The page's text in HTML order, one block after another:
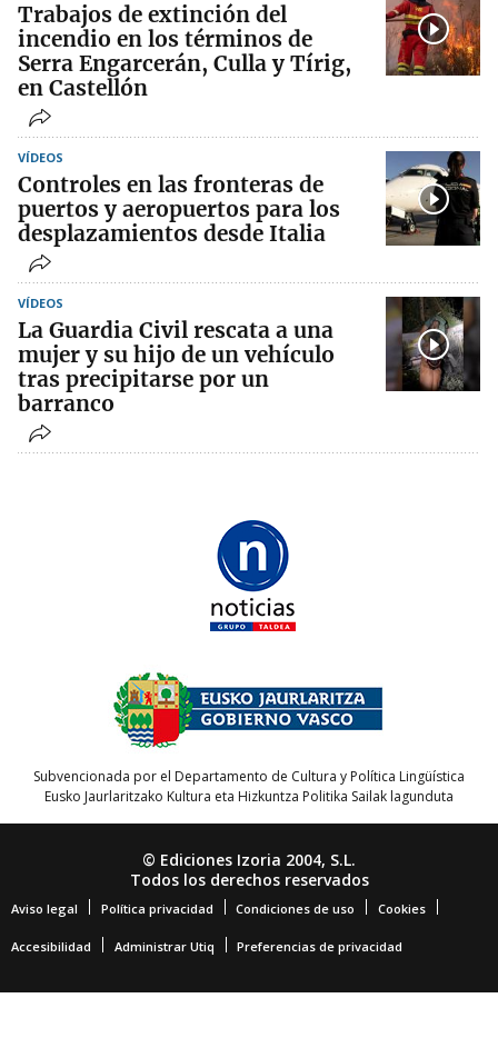
Trabajos de extinción del
incendio en los términos de
Serra Engarcerán, Culla y Tírig,
en Castellón
VÍDEOS
Controles en las fronteras de
puertos y aeropuertos para los
desplazamientos desde Italia
VÍDEOS
La Guardia Civil rescata a una
mujer y su hijo de un vehículo
tras precipitarse por un
barranco
Subvencionada por el Departamento de Cultura y Política Lingüística
Eusko Jaurlaritzako Kultura eta Hizkuntza Politika Sailak lagunduta
© Ediciones Izoria 2004, S.L.
Todos los derechos reservados
Aviso legal Política privacidad Condiciones de uso Cookies
Accesibilidad Administrar Utiq Preferencias de privacidad